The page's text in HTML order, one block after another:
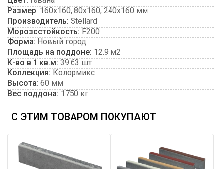
Размер: 160х160, 80х160, 240х160 мм
Производитель: Stellard
Морозостойкость: F200
Форма: Новый город
Площадь на поддоне: 12.9 м2
К-во в 1 кв.м: 39.63 шт
Коллекция: Колормикс
Высота: 60 мм
Вес поддона: 1750 кг
С ЭТИМ ТОВАРОМ ПОКУПАЮТ